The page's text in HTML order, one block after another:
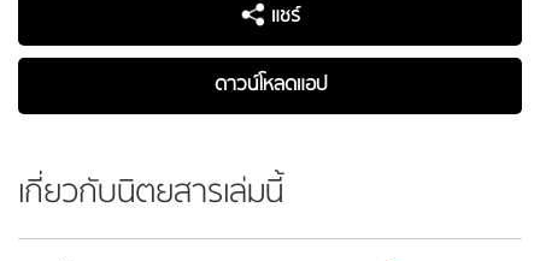
แชร์
ดาวน์โหลดแอป
เกี่ยวกับนิตยสารเล่มนี้